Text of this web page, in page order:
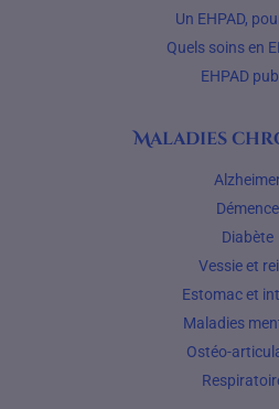
Un EHPAD,
Quels soins en
EHPAD
Maladies
Démence
Diabète
Vessie et
Estomac et
Maladies
Ostéo-